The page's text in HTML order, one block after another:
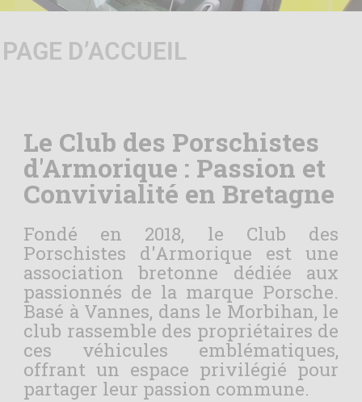
PAGE D’ACCUEIL
Le Club des Porschistes
d'Armorique : Passion et
Convivialité en Bretagne
Fondé en 2018, le Club des
Porschistes d'Armorique est une
association bretonne dédiée aux
passionnés de la marque Porsche.
Basé à Vannes, dans le Morbihan, le
club rassemble des propriétaires de
ces véhicules emblématiques,
offrant un espace privilégié pour
partager leur passion commune.